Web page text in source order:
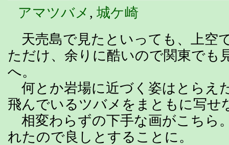
アマツバメ , 城ケ崎
天売島で見たといっても、上空
ただけ、余りに酷いので関東でも
へ。
何とか岩場に近づく姿はとらえ
飛んでいるツバメをまともに写せ
相変わらずの下手な画がこちら
れたので良しとすることに。